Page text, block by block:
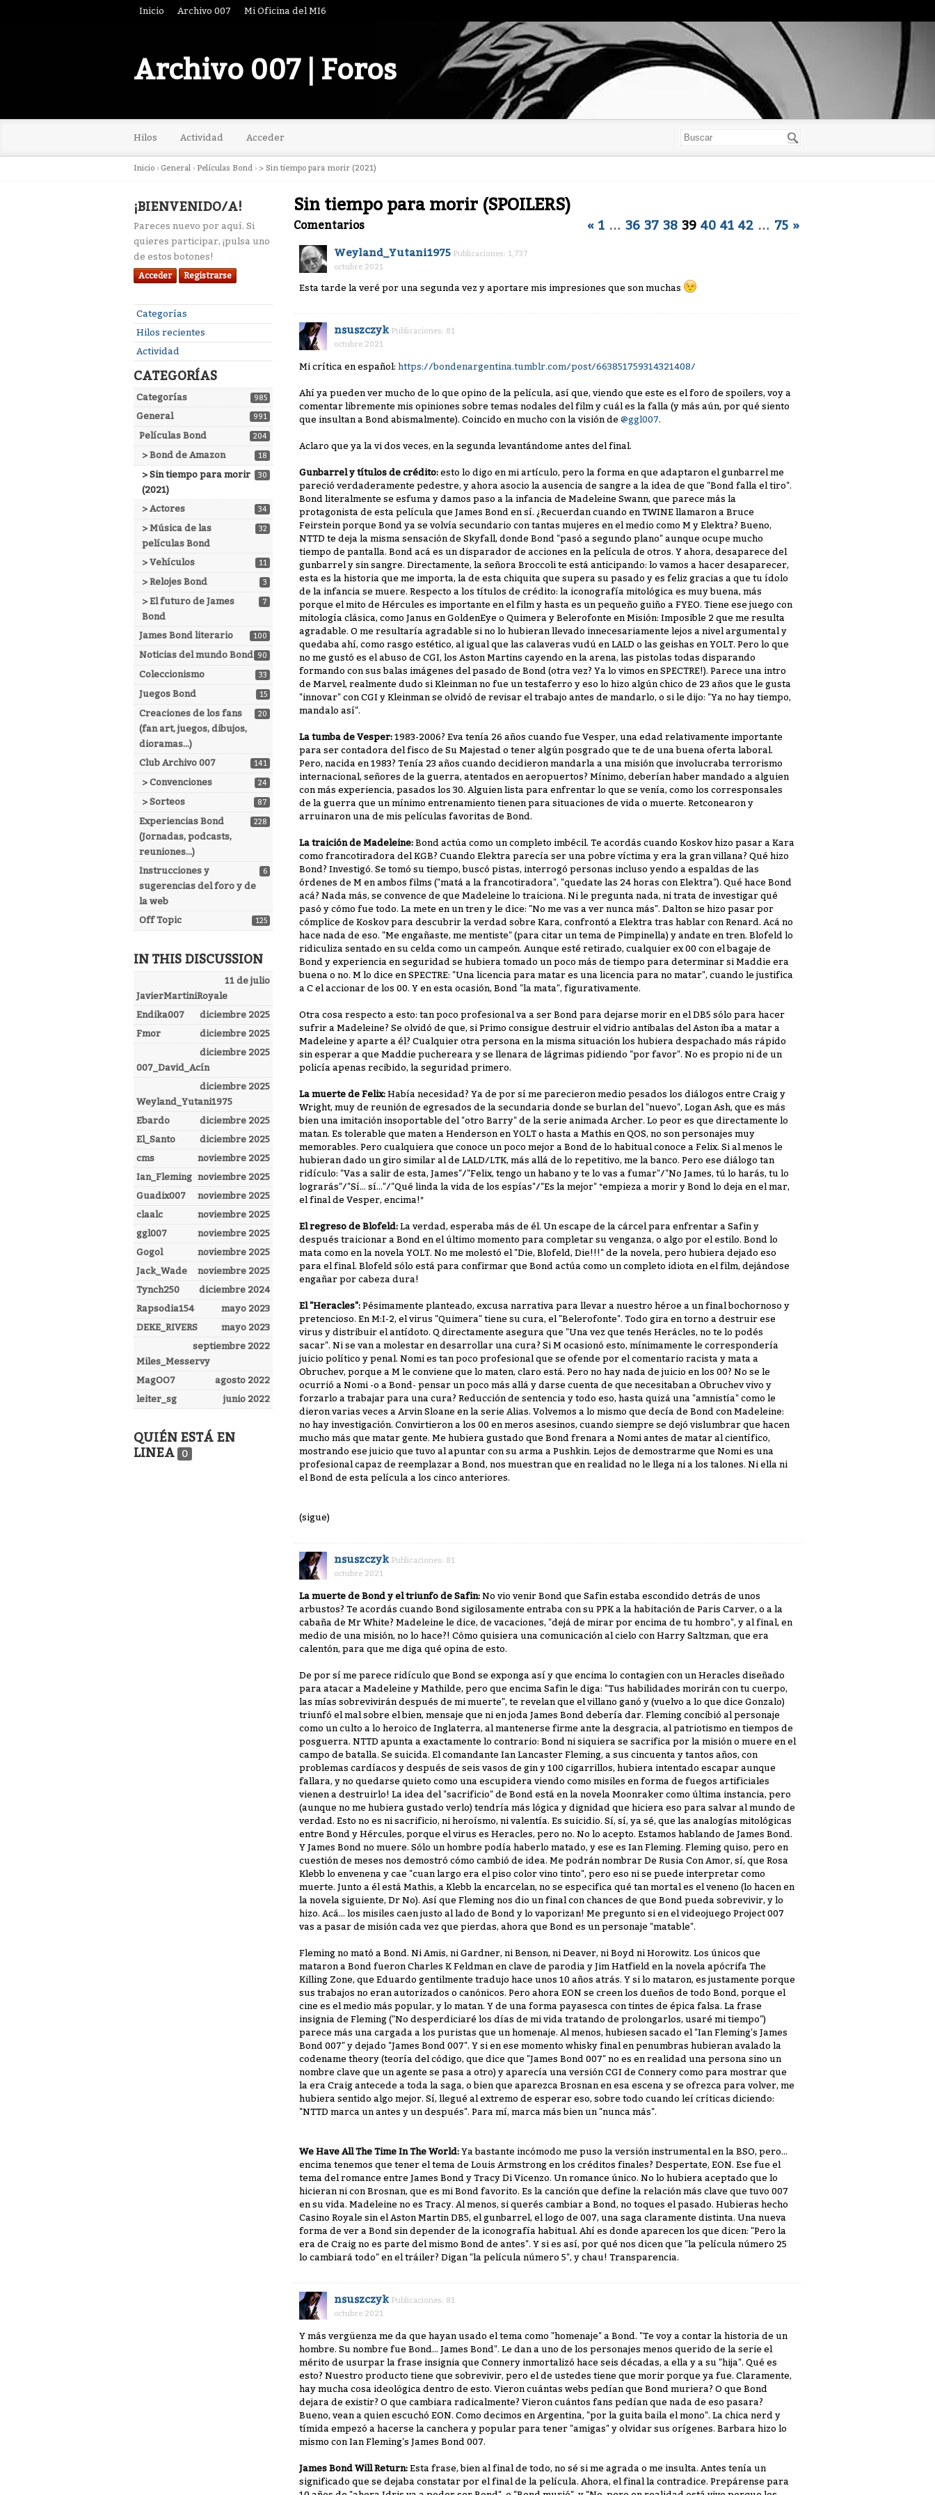
Inicio Archivo 007 Mi Oficina del MI6
Archivo 007 | Foros
Hilos Actividad Acceder
Inicio › General › Películas Bond › > Sin tiempo para morir (2021)
¡BIENVENIDO/A!
Pareces nuevo por aquí. Si
quieres participar, ¡pulsa uno
de estos botones!
Acceder Registrarse
Enlaces
rápidos
Categorías
Hilos recientes
Actividad
CATEGORÍAS
985
Categorías
991
General
204
Películas Bond
18
> Bond de Amazon
30
> Sin tiempo para morir
(2021)
34
> Actores
32
> Música de las
películas Bond
11
> Vehículos
3
> Relojes Bond
7
> El futuro de James
Bond
100
James Bond literario
90
Noticias del mundo Bond
33
Coleccionismo
15
Juegos Bond
20
Creaciones de los fans
(fan art, juegos, dibujos,
dioramas...)
141
Club Archivo 007
24
> Convenciones
87
> Sorteos
228
Experiencias Bond
(Jornadas, podcasts,
reuniones...)
6
Instrucciones y
sugerencias del foro y de
la web
125
Off Topic
IN THIS DISCUSSION
11 de julio
JavierMartiniRoyale
diciembre 2025
Endika007
diciembre 2025
Fmor
diciembre 2025
007_David_Acín
diciembre 2025
Weyland_Yutani1975
diciembre 2025
Ebardo
diciembre 2025
El_Santo
noviembre 2025
cms
noviembre 2025
Ian_Fleming
noviembre 2025
Guadix007
noviembre 2025
claalc
noviembre 2025
ggl007
noviembre 2025
Gogol
noviembre 2025
Jack_Wade
diciembre 2024
Tynch250
mayo 2023
Rapsodia154
mayo 2023
DEKE_RIVERS
septiembre 2022
Miles_Messervy
agosto 2022
MagOO7
junio 2022
leiter_sg
QUIÉN ESTÁ EN
LINEA
0
Sin tiempo para morir (SPOILERS)
« 1 … 36 37 38 39 40 41 42 … 75 »
Comentarios
Weyland_Yutani1975 Publicaciones: 1,737
octubre 2021
Esta tarde la veré por una segunda vez y aportare mis impresiones que son muchas
nsuszczyk Publicaciones: 81
octubre 2021
Mi crítica en español: https://bondenargentina.tumblr.com/post/663851759314321408/
Ahí ya pueden ver mucho de lo que opino de la película, así que, viendo que este es el foro de spoilers, voy a
comentar libremente mis opiniones sobre temas nodales del film y cuál es la falla (y más aún, por qué siento
que insultan a Bond abismalmente). Coincido en mucho con la visión de @ggl007.
Aclaro que ya la vi dos veces, en la segunda levantándome antes del final.
Gunbarrel y títulos de crédito: esto lo digo en mi artículo, pero la forma en que adaptaron el gunbarrel me
pareció verdaderamente pedestre, y ahora asocio la ausencia de sangre a la idea de que "Bond falla el tiro".
Bond literalmente se esfuma y damos paso a la infancia de Madeleine Swann, que parece más la
protagonista de esta película que James Bond en sí. ¿Recuerdan cuando en TWINE llamaron a Bruce
Feirstein porque Bond ya se volvía secundario con tantas mujeres en el medio como M y Elektra? Bueno,
NTTD te deja la misma sensación de Skyfall, donde Bond "pasó a segundo plano" aunque ocupe mucho
tiempo de pantalla. Bond acá es un disparador de acciones en la película de otros. Y ahora, desaparece del
gunbarrel y sin sangre. Directamente, la señora Broccoli te está anticipando: lo vamos a hacer desaparecer,
esta es la historia que me importa, la de esta chiquita que supera su pasado y es feliz gracias a que tu ídolo
de la infancia se muere. Respecto a los títulos de crédito: la iconografía mitológica es muy buena, más
porque el mito de Hércules es importante en el film y hasta es un pequeño guiño a FYEO. Tiene ese juego con
mitología clásica, como Janus en GoldenEye o Quimera y Belerofonte en Misión: Imposible 2 que me resulta
agradable. O me resultaría agradable si no lo hubieran llevado innecesariamente lejos a nivel argumental y
quedaba ahí, como rasgo estético, al igual que las calaveras vudú en LALD o las geishas en YOLT. Pero lo que
no me gustó es el abuso de CGI, los Aston Martins cayendo en la arena, las pistolas todas disparando
formando con sus balas imágenes del pasado de Bond (otra vez? Ya lo vimos en SPECTRE!). Parece una intro
de Marvel, realmente dudo si Kleinman no fue un testaferro y eso lo hizo algún chico de 23 años que le gusta
"innovar" con CGI y Kleinman se olvidó de revisar el trabajo antes de mandarlo, o si le dijo: "Ya no hay tiempo,
mandalo así".
La tumba de Vesper: 1983-2006? Eva tenía 26 años cuando fue Vesper, una edad relativamente importante
para ser contadora del fisco de Su Majestad o tener algún posgrado que te de una buena oferta laboral.
Pero, nacida en 1983? Tenía 23 años cuando decidieron mandarla a una misión que involucraba terrorismo
internacional, señores de la guerra, atentados en aeropuertos? Mínimo, deberían haber mandado a alguien
con más experiencia, pasados los 30. Alguien lista para enfrentar lo que se venía, como los corresponsales
de la guerra que un mínimo entrenamiento tienen para situaciones de vida o muerte. Retconearon y
arruinaron una de mis películas favoritas de Bond.
La traición de Madeleine: Bond actúa como un completo imbécil. Te acordás cuando Koskov hizo pasar a Kara
como francotiradora del KGB? Cuando Elektra parecía ser una pobre víctima y era la gran villana? Qué hizo
Bond? Investigó. Se tomó su tiempo, buscó pistas, interrogó personas incluso yendo a espaldas de las
órdenes de M en ambos films ("matá a la francotiradora", "quedate las 24 horas con Elektra"). Qué hace Bond
acá? Nada más, se convence de que Madeleine lo traiciona. Ni le pregunta nada, ni trata de investigar qué
pasó y cómo fue todo. La mete en un tren y le dice: "No me vas a ver nunca más". Dalton se hizo pasar por
cómplice de Koskov para descubrir la verdad sobre Kara, confrontó a Elektra tras hablar con Renard. Acá no
hace nada de eso. "Me engañaste, me mentiste" (para citar un tema de Pimpinella) y andate en tren. Blofeld lo
ridiculiza sentado en su celda como un campeón. Aunque esté retirado, cualquier ex 00 con el bagaje de
Bond y experiencia en seguridad se hubiera tomado un poco más de tiempo para determinar si Maddie era
buena o no. M lo dice en SPECTRE: "Una licencia para matar es una licencia para no matar", cuando le justifica
a C el accionar de los 00. Y en esta ocasión, Bond "la mata", figurativamente.
Otra cosa respecto a esto: tan poco profesional va a ser Bond para dejarse morir en el DB5 sólo para hacer
sufrir a Madeleine? Se olvidó de que, si Primo consigue destruir el vidrio antibalas del Aston iba a matar a
Madeleine y aparte a él? Cualquier otra persona en la misma situación los hubiera despachado más rápido
sin esperar a que Maddie puchereara y se llenara de lágrimas pidiendo "por favor". No es propio ni de un
policía apenas recibido, la seguridad primero.
La muerte de Felix: Había necesidad? Ya de por sí me parecieron medio pesados los diálogos entre Craig y
Wright, muy de reunión de egresados de la secundaria donde se burlan del "nuevo", Logan Ash, que es más
bien una imitación insoportable del "otro Barry" de la serie animada Archer. Lo peor es que directamente lo
matan. Es tolerable que maten a Henderson en YOLT o hasta a Mathis en QOS, no son personajes muy
memorables. Pero cualquiera que conoce un poco mejor a Bond de lo habitual conoce a Felix. Si al menos le
hubieran dado un giro similar al de LALD/LTK, más allá de lo repetitivo, me la banco. Pero ese diálogo tan
ridículo: "Vas a salir de esta, James"/"Felix, tengo un habano y te lo vas a fumar"/"No James, tú lo harás, tu lo
lograrás"/"Sí... sí..."/"Qué linda la vida de los espías"/"Es la mejor" *empieza a morir y Bond lo deja en el mar,
el final de Vesper, encima!*
El regreso de Blofeld: La verdad, esperaba más de él. Un escape de la cárcel para enfrentar a Safin y
después traicionar a Bond en el último momento para completar su venganza, o algo por el estilo. Bond lo
mata como en la novela YOLT. No me molestó el "Die, Blofeld, Die!!!" de la novela, pero hubiera dejado eso
para el final. Blofeld sólo está para confirmar que Bond actúa como un completo idiota en el film, dejándose
engañar por cabeza dura!
El "Heracles": Pésimamente planteado, excusa narrativa para llevar a nuestro héroe a un final bochornoso y
pretencioso. En M:I-2, el virus "Quimera" tiene su cura, el "Belerofonte". Todo gira en torno a destruir ese
virus y distribuir el antídoto. Q directamente asegura que "Una vez que tenés Herácles, no te lo podés
sacar". Ni se van a molestar en desarrollar una cura? Si M ocasionó esto, mínimamente le correspondería
juicio político y penal. Nomi es tan poco profesional que se ofende por el comentario racista y mata a
Obruchev, porque a M le conviene que lo maten, claro está. Pero no hay nada de juicio en los 00? No se le
ocurrió a Nomi -o a Bond- pensar un poco más allá y darse cuenta de que necesitaban a Obruchev vivo y
forzarlo a trabajar para una cura? Reducción de sentencia y todo eso, hasta quizá una "amnistía" como le
dieron varias veces a Arvin Sloane en la serie Alias. Volvemos a lo mismo que decía de Bond con Madeleine:
no hay investigación. Convirtieron a los 00 en meros asesinos, cuando siempre se dejó vislumbrar que hacen
mucho más que matar gente. Me hubiera gustado que Bond frenara a Nomi antes de matar al científico,
mostrando ese juicio que tuvo al apuntar con su arma a Pushkin. Lejos de demostrarme que Nomi es una
profesional capaz de reemplazar a Bond, nos muestran que en realidad no le llega ni a los talones. Ni ella ni
el Bond de esta película a los cinco anteriores.
(sigue)
nsuszczyk Publicaciones: 81
octubre 2021
La muerte de Bond y el triunfo de Safin: No vio venir Bond que Safin estaba escondido detrás de unos
arbustos? Te acordás cuando Bond sigilosamente entraba con su PPK a la habitación de Paris Carver, o a la
cabaña de Mr White? Madeleine le dice, de vacaciones, "dejá de mirar por encima de tu hombro", y al final, en
medio de una misión, no lo hace?! Cómo quisiera una comunicación al cielo con Harry Saltzman, que era
calentón, para que me diga qué opina de esto.
De por sí me parece ridículo que Bond se exponga así y que encima lo contagien con un Heracles diseñado
para atacar a Madeleine y Mathilde, pero que encima Safin le diga: "Tus habilidades morirán con tu cuerpo,
las mías sobrevivirán después de mi muerte", te revelan que el villano ganó y (vuelvo a lo que dice Gonzalo)
triunfó el mal sobre el bien, mensaje que ni en joda James Bond debería dar. Fleming concibió al personaje
como un culto a lo heroico de Inglaterra, al mantenerse firme ante la desgracia, al patriotismo en tiempos de
posguerra. NTTD apunta a exactamente lo contrario: Bond ni siquiera se sacrifica por la misión o muere en el
campo de batalla. Se suicida. El comandante Ian Lancaster Fleming, a sus cincuenta y tantos años, con
problemas cardíacos y después de seis vasos de gin y 100 cigarrillos, hubiera intentado escapar aunque
fallara, y no quedarse quieto como una escupidera viendo como misiles en forma de fuegos artificiales
vienen a destruirlo! La idea del "sacrificio" de Bond está en la novela Moonraker como última instancia, pero
(aunque no me hubiera gustado verlo) tendría más lógica y dignidad que hiciera eso para salvar al mundo de
verdad. Esto no es ni sacrificio, ni heroísmo, ni valentía. Es suicidio. Sí, sí, ya sé, que las analogías mitológicas
entre Bond y Hércules, porque el virus es Heracles, pero no. No lo acepto. Estamos hablando de James Bond.
Y James Bond no muere. Sólo un hombre podía haberlo matado, y ese es Ian Fleming. Fleming quiso, pero en
cuestión de meses nos demostró cómo cambió de idea. Me podrán nombrar De Rusia Con Amor, sí, que Rosa
Klebb lo envenena y cae "cuan largo era el piso color vino tinto", pero eso ni se puede interpretar como
muerte. Junto a él está Mathis, a Klebb la encarcelan, no se especifica qué tan mortal es el veneno (lo hacen en
la novela siguiente, Dr No). Así que Fleming nos dio un final con chances de que Bond pueda sobrevivir, y lo
hizo. Acá... los misiles caen justo al lado de Bond y lo vaporizan! Me pregunto si en el videojuego Project 007
vas a pasar de misión cada vez que pierdas, ahora que Bond es un personaje "matable".
Fleming no mató a Bond. Ni Amis, ni Gardner, ni Benson, ni Deaver, ni Boyd ni Horowitz. Los únicos que
mataron a Bond fueron Charles K Feldman en clave de parodia y Jim Hatfield en la novela apócrifa The
Killing Zone, que Eduardo gentilmente tradujo hace unos 10 años atrás. Y si lo mataron, es justamente porque
sus trabajos no eran autorizados o canónicos. Pero ahora EON se creen los dueños de todo Bond, porque el
cine es el medio más popular, y lo matan. Y de una forma payasesca con tintes de épica falsa. La frase
insignia de Fleming ("No desperdiciaré los días de mi vida tratando de prolongarlos, usaré mi tiempo")
parece más una cargada a los puristas que un homenaje. Al menos, hubiesen sacado el "Ian Fleming's James
Bond 007" y dejado "James Bond 007". Y si en ese momento whisky final en penumbras hubieran avalado la
codename theory (teoría del código, que dice que "James Bond 007" no es en realidad una persona sino un
nombre clave que un agente se pasa a otro) y aparecía una versión CGI de Connery como para mostrar que
la era Craig antecede a toda la saga, o bien que aparezca Brosnan en esa escena y se ofrezca para volver, me
hubiera sentido algo mejor. Sí, llegué al extremo de esperar eso, sobre todo cuando leí críticas diciendo:
"NTTD marca un antes y un después". Para mí, marca más bien un "nunca más".
We Have All The Time In The World: Ya bastante incómodo me puso la versión instrumental en la BSO, pero...
encima tenemos que tener el tema de Louis Armstrong en los créditos finales? Despertate, EON. Ese fue el
tema del romance entre James Bond y Tracy Di Vicenzo. Un romance único. No lo hubiera aceptado que lo
hicieran ni con Brosnan, que es mi Bond favorito. Es la canción que define la relación más clave que tuvo 007
en su vida. Madeleine no es Tracy. Al menos, si querés cambiar a Bond, no toques el pasado. Hubieras hecho
Casino Royale sin el Aston Martin DB5, el gunbarrel, el logo de 007, una saga claramente distinta. Una nueva
forma de ver a Bond sin depender de la iconografía habitual. Ahí es donde aparecen los que dicen: "Pero la
era de Craig no es parte del mismo Bond de antes". Y si es así, por qué nos dicen que "la película número 25
lo cambiará todo" en el tráiler? Digan "la película número 5", y chau! Transparencia.
nsuszczyk Publicaciones: 81
octubre 2021
Y más vergüenza me da que hayan usado el tema como "homenaje" a Bond. "Te voy a contar la historia de un
hombre. Su nombre fue Bond... James Bond". Le dan a uno de los personajes menos querido de la serie el
mérito de usurpar la frase insignia que Connery inmortalizó hace seis décadas, a ella y a su "hija". Qué es
esto? Nuestro producto tiene que sobrevivir, pero el de ustedes tiene que morir porque ya fue. Claramente,
hay mucha cosa ideológica dentro de esto. Vieron cuántas webs pedían que Bond muriera? O que Bond
dejara de existir? O que cambiara radicalmente? Vieron cuántos fans pedían que nada de eso pasara?
Bueno, vean a quien escuchó EON. Como decimos en Argentina, "por la guita baila el mono". La chica nerd y
tímida empezó a hacerse la canchera y popular para tener "amigas" y olvidar sus orígenes. Barbara hizo lo
mismo con Ian Fleming's James Bond 007.
James Bond Will Return: Esta frase, bien al final de todo, no sé si me agrada o me insulta. Antes tenía un
significado que se dejaba constatar por el final de la película. Ahora, el final la contradice. Prepárense para